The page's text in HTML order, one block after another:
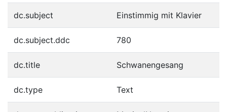
dc.subject Einstimmig mit Klavier
dc.subject.ddc 780
dc.title Schwanengesang
dc.type Text